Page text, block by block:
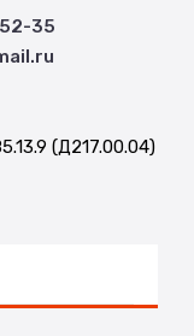
35
(Д217.00.04)